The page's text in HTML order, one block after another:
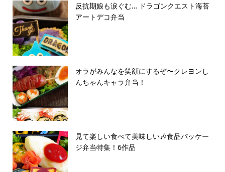
反抗期娘も涙ぐむ… ドラゴンクエスト海苔
アートデコ弁当
オラがみんなを笑顔にするぞ〜クレヨンし
んちゃんキャラ弁当！
見て楽しい食べて美味しい🎶食品パッケー
ジ弁当特集！6作品